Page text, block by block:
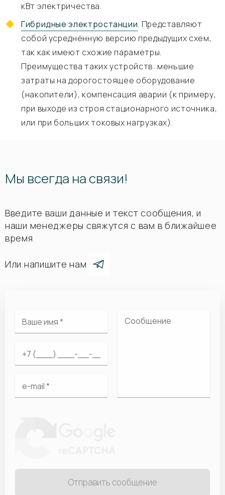
кВт электричества.
Гибридные электростанции. Представляют
собой усреднённую версию предыдущих схем,
так как имеют схожие параметры.
Преимущества таких устройств: меньшие
затраты на дорогостоящее оборудование
(накопители), компенсация аварии (к примеру,
при выходе из строя стационарного источника,
или при больших токовых нагрузках).
Мы всегда на связи!
Введите ваши данные и текст сообщения, и
наши менеджеры свяжутся с вам в ближайшее
время
Или напишите нам
Отправить сообщение